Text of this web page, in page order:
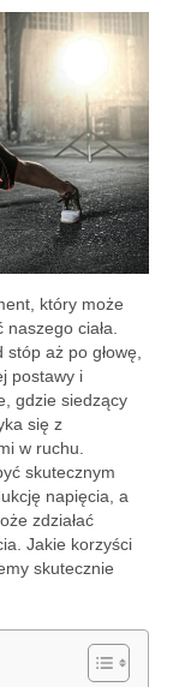
który może
ciała.
aż po głowę,
postawy i
gdzie siedzący
się z
w ruchu.
skutecznym
napięcia, a
zdziałać
Jakie korzyści
skutecznie